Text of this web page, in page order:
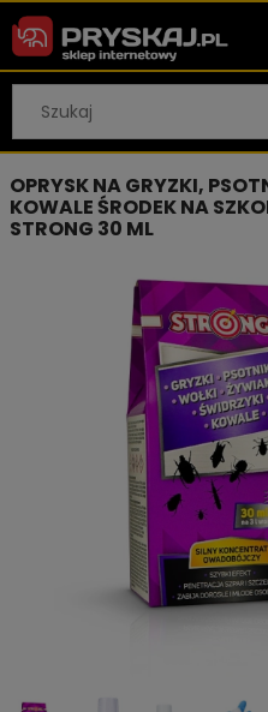
OPRYSK NA GRYZKI,
KOWALE ŚRODEK NA
STRONG 30 ML